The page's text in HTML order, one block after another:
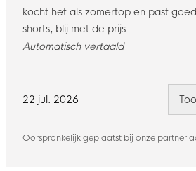
22 jul. 2026
Oorspronkelijk geplaatst bij onze partner
kocht het als zomertop en past
shorts, blij met de prijs
Automatisch vertaald